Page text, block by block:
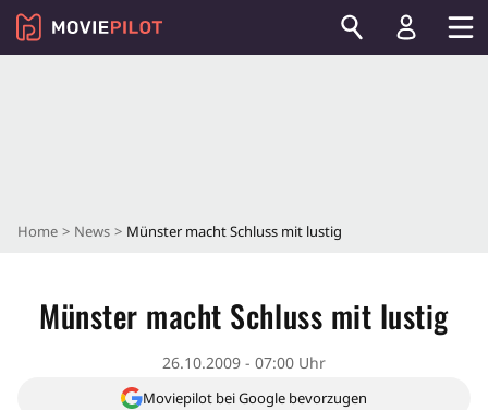
Home News Münster macht Schluss mit lustig
Münster macht Schluss mit lustig
26.10.2009 - 07:00 Uhr
Moviepilot bei Google bevorzugen